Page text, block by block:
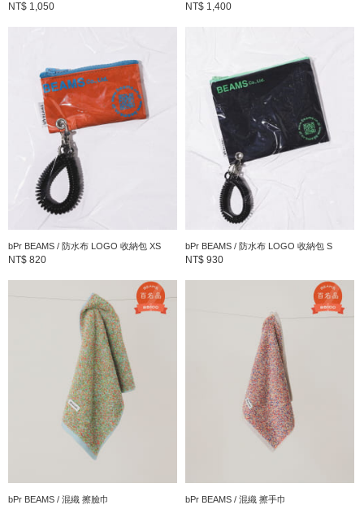
» 聯絡我們
商品詳細
性別 ： WOMEN
毛巾・浴巾
尺寸
素材 ： 棉100%
產地
： 33-73-0181-103
看更多
NT$ 1,050 NT$ 1,400
bPr BEAMS / 防水布 LOGO 收納包 XS
NT$ 820
bPr BEAMS / 防水布 LOGO 收納包 S
NT$ 930
bPr BEAMS / 混織 擦臉巾 bPr BEAMS / 混織 擦手巾